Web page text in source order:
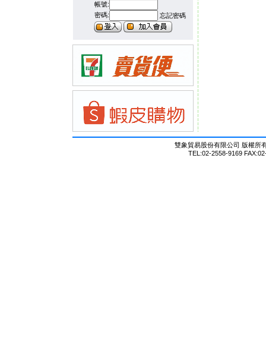
帳號:
密碼:
忘記密碼
雙象貿易股份有限公司 版權所
TEL:02-2558-9169